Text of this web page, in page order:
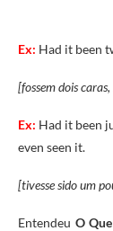
Ex: Had it been
[fossem dois
Ex: Had it been
even seen it.
[tivesse sido um
Entendeu O